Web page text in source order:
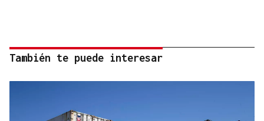
También te puede interesar